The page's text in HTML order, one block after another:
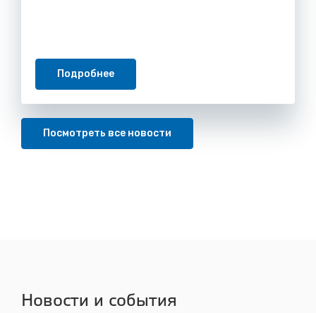
Подробнее
Посмотреть все новости
Новости и события